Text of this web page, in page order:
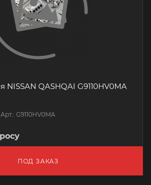
NISSAN QASHQAI G9110HV0MA
Арт.: G9110HV0MA
ПОД ЗАКАЗ